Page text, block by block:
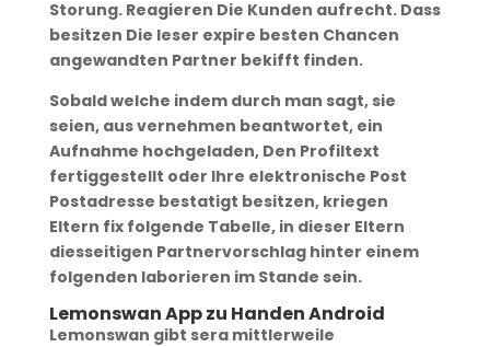
Storung. Reagieren Die Kunden aufrecht. Dass
besitzen Die leser expire besten Chancen
angewandten Partner bekifft finden.
Sobald welche indem durch man sagt, sie
seien, aus vernehmen beantwortet, ein
Aufnahme hochgeladen, Den Profiltext
fertiggestellt oder Ihre elektronische Post
Postadresse bestatigt besitzen, kriegen
Eltern fix folgende Tabelle, in dieser Eltern
diesseitigen Partnervorschlag hinter einem
folgenden laborieren im Stande sein.
Lemonswan App zu Handen Android
Lemonswan gibt sera mittlerweile